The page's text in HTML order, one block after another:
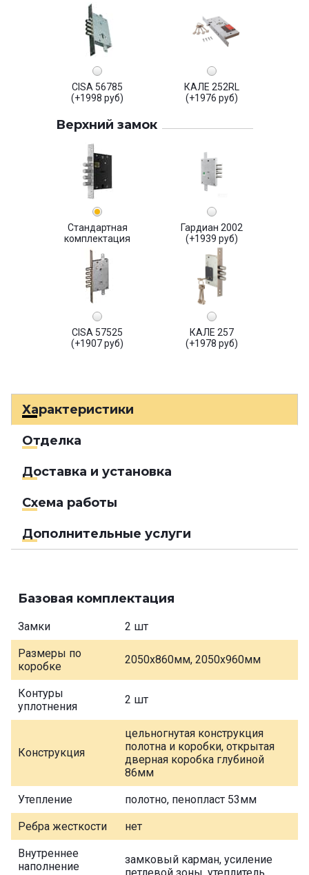
CISA 56785
(+1998 руб)
КАЛЕ 252RL
(+1976 руб)
Верхний замок
Стандартная
комплектация
Гардиан 2002
(+1939 руб)
CISA 57525
(+1907 руб)
КАЛЕ 257
(+1978 руб)
Характеристики
Отделка
Доставка и установка
Схема работы
Дополнительные услуги
Базовая комплектация
Замки 2 шт
Размеры по
коробке
2050х860мм, 2050х960мм
Контуры
уплотнения
2 шт
Конструкция
цельногнутая конструкция
полотна и коробки, открытая
дверная коробка глубиной
86мм
Утепление полотно, пенопласт 53мм
Ребра жесткости нет
Внутреннее
наполнение
замковый карман, усиление